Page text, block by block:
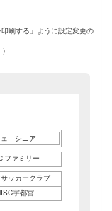
刷する」ように設定変更の
）
ェ シニア
ファミリー
ッカークラブ
宇都宮